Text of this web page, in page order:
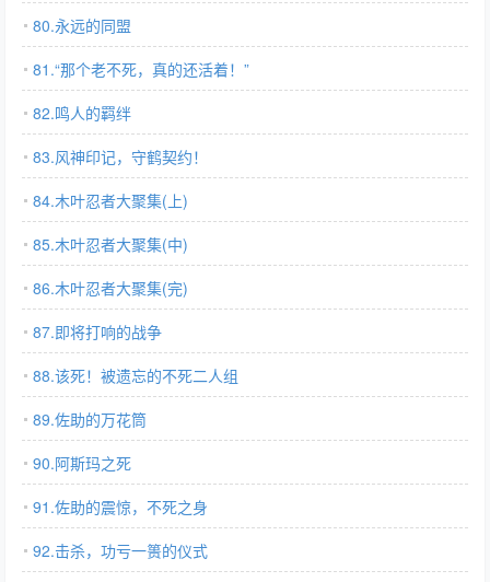
80.永远的同盟
81.“那个老不死，真的还活着！”
82.鸣人的羁绊
83.风神印记，守鹤契约！
84.木叶忍者大聚集(上)
85.木叶忍者大聚集(中)
86.木叶忍者大聚集(完)
87.即将打响的战争
88.该死！被遗忘的不死二人组
89.佐助的万花筒
90.阿斯玛之死
91.佐助的震惊，不死之身
92.击杀，功亏一篑的仪式